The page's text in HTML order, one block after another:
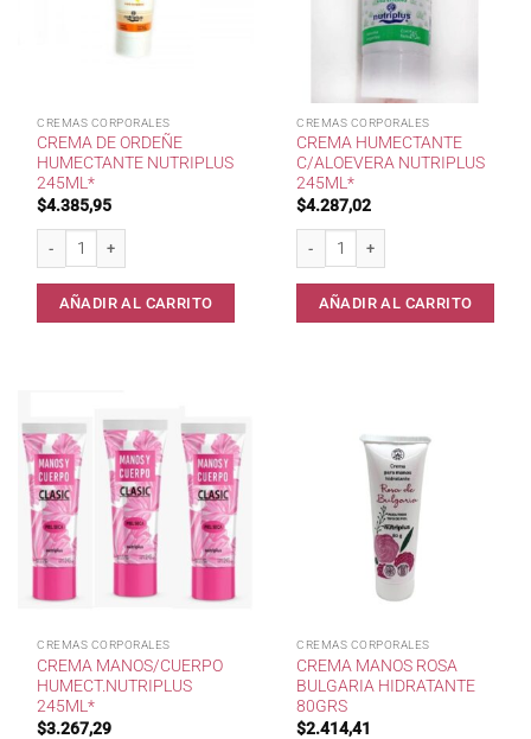
CREMAS CORPORALES
CREMA DE ORDEÑE
HUMECTANTE NUTRIPLUS
245ML*
$4.385,95
Crema de Ordeñe Humectante Nutriplus 245ml* cantidad
AÑADIR AL CARRITO
CREMAS CORPORALES
CREMA HUMECTANTE
C/ALOEVERA NUTRIPLUS
245ML*
$4.287,02
Crema Humectante c/AloeVera
AÑADIR AL CARRITO
CREMAS CORPORALES
CREMA MANOS/CUERPO
HUMECT.NUTRIPLUS
245ML*
$3.267,29
CREMAS CORPORALES
CREMA MANOS ROSA
BULGARIA HIDRATANTE
80GRS
$2.414,41